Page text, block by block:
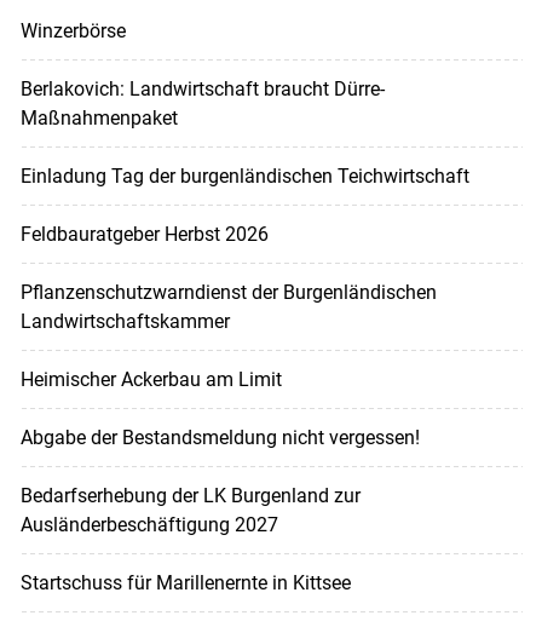
Winzerbörse
Berlakovich: Landwirtschaft braucht Dürre-
Maßnahmenpaket
Einladung Tag der burgenländischen Teichwirtschaft
Feldbauratgeber Herbst 2026
Pflanzenschutzwarndienst der Burgenländischen
Landwirtschaftskammer
Heimischer Ackerbau am Limit
Abgabe der Bestandsmeldung nicht vergessen!
Bedarfserhebung der LK Burgenland zur
Ausländerbeschäftigung 2027
Startschuss für Marillenernte in Kittsee